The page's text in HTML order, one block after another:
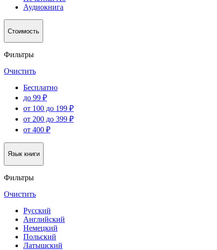
Аудиокнига
Стоимость
Фильтры
Очистить
Бесплатно
до 99 ₽
от 100 до 199 ₽
от 200 до 399 ₽
от 400 ₽
Язык книги
Фильтры
Очистить
Русский
Английский
Немецкий
Польский
Латышский